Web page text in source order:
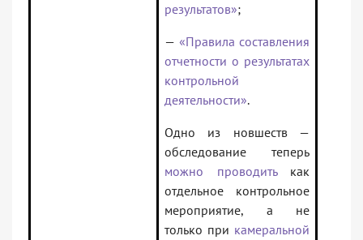
результатов»;
— «Правила составления
отчетности о результатах
контрольной
деятельности».
Одно из новшеств —
обследование теперь
можно проводитькак
отдельное контрольное
мероприятие, а не
только при камеральной